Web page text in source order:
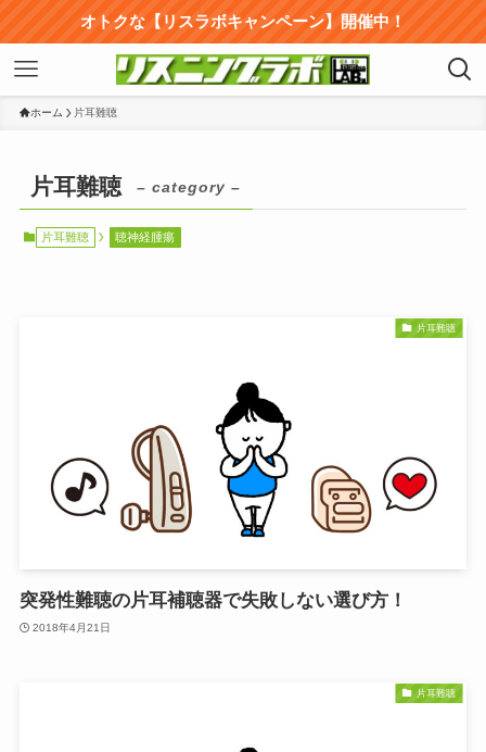
オトクな【リスラボキャンペーン】開催中！
ホーム 片耳難聴
片耳難聴 – category –
片耳難聴 聴神経腫瘍
片耳難聴
突発性難聴の片耳補聴器で失敗しない選び方！
2018年4月21日
片耳難聴